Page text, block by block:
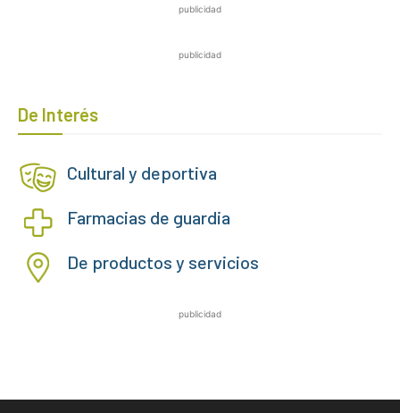
publicidad
publicidad
De Interés
Cultural y deportiva
Farmacias de guardia
De productos y servicios
publicidad